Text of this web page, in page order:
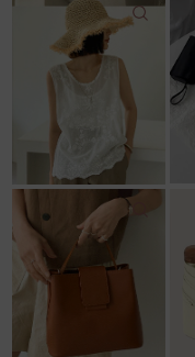
18,200원
38,800원